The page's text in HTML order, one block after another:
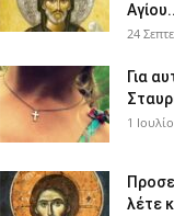
24
Για
1
λέτε